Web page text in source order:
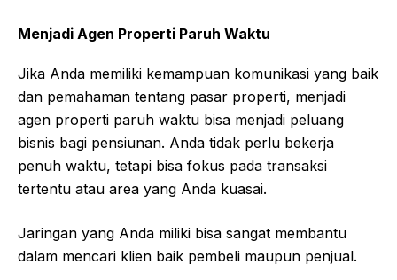
Menjadi Agen Properti Paruh Waktu
Jika Anda memiliki kemampuan komunikasi yang baik
dan pemahaman tentang pasar properti, menjadi
agen properti paruh waktu bisa menjadi peluang
bisnis bagi pensiunan. Anda tidak perlu bekerja
penuh waktu, tetapi bisa fokus pada transaksi
tertentu atau area yang Anda kuasai.
Jaringan yang Anda miliki bisa sangat membantu
dalam mencari klien baik pembeli maupun penjual.